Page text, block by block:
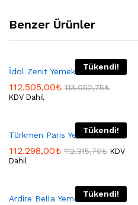
Benzer Ürünler
Tükendi!
İdol Zenit Yemek Odası
112.505,00₺ 113.052,75₺
KDV Dahil
Tükendi!
Türkmen Paris Yemek Odası
112.298,00₺ 112.315,70₺ KDV
Dahil
Tükendi!
Ardire Bella Yemek Odası